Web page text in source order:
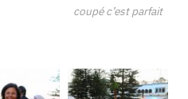
coupé c’est parfait